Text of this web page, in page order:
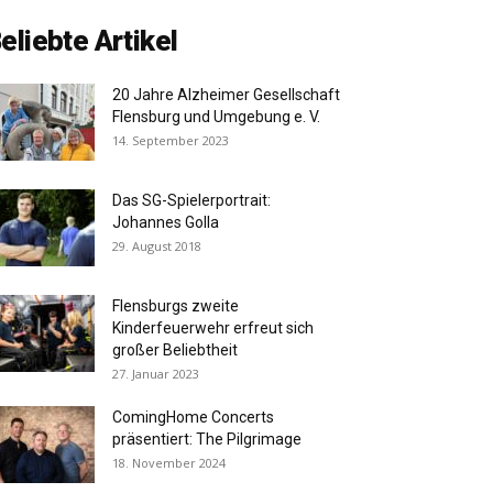
Artikel
20 Jahre Alzheimer Gesellschaft
Flensburg und Umgebung e. V.
14. September 2023
Das SG-Spielerportrait:
Johannes Golla
29. August 2018
Flensburgs zweite
Kinderfeuerwehr erfreut sich
großer Beliebtheit
27. Januar 2023
ComingHome Concerts
präsentiert: The Pilgrimage
18. November 2024